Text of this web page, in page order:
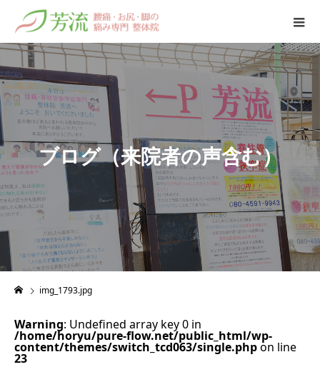
ブログ（来院者の声含む）
img_1793.jpg
Warning: Undefined array key 0 in
/home/horyu/pure-flow.net/public_html/wp-
content/themes/switch_tcd063/single.phpon line
23